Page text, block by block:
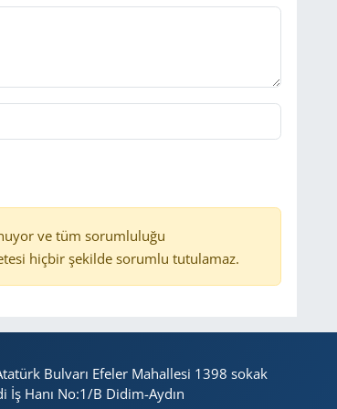
ve tüm sorumluluğu
hiçbir şekilde sorumlu tutulamaz.
Bulvarı Efeler Mahallesi 1398 sokak
İş Hanı No:1/B Didim-Aydın